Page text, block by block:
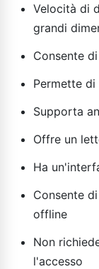
Velocità di
grandi
Consente
Permette
Supporta
Offre un
Ha
Consente
offline
Non
l'accesso